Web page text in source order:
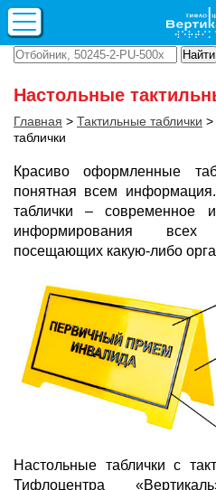
Настольные
Главная > Тактильные таблички >
таблички
Красиво оформленные
понятная всем
таблички – современное
информирования всех
посещающих какую-либо
Настольные таблички с
Тифлоцентра